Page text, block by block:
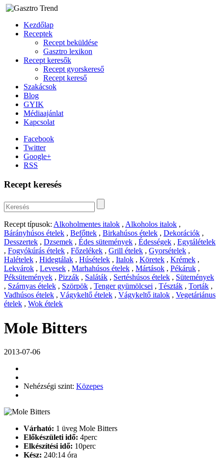
Kezdőlap
Receptek
Recept beküldése
Gasztro lexikon
Recept keresők
Recept gyorskereső
Recept kereső
Szakácsok
Blog
GYIK
Médiaajánlat
Kapcsolat
Facebook
Twitter
Google+
RSS
Recept keresés
Recept típusok: Alkoholmentes italok , Alkoholos italok ,
Bárányhúsos ételek , Befőttek , Birkahúsos ételek , Dekorációk ,
Desszertek , Dzsemek , Édes sütemények , Édességek , Egytálételek
, Fogyókúrás ételek , Főzelékek , Grill ételek , Gyorsételek ,
Halételek , Hidegtálak , Húsételek , Italok , Köretek , Krémek ,
Lekvárok , Levesek , Marhahúsos ételek , Mártások , Pékáruk ,
Péksütemények , Pizzák , Saláták , Sertéshúsos ételek , Sütemények
, Szárnyas ételek , Szörpök , Tenger gyümölcsei , Tészták , Torták ,
Vadhúsos ételek , Vágykeltő ételek , Vágykeltő italok , Vegetáriánus
ételek , Wok ételek
Mole Bitters
2013-07-06
Nehézségi szint: Közepes
Várható: 1 üveg Mole Bitters
Előkészületi idő: 4perc
Elkészítési idő: 10perc
Kész: 240:14 óra